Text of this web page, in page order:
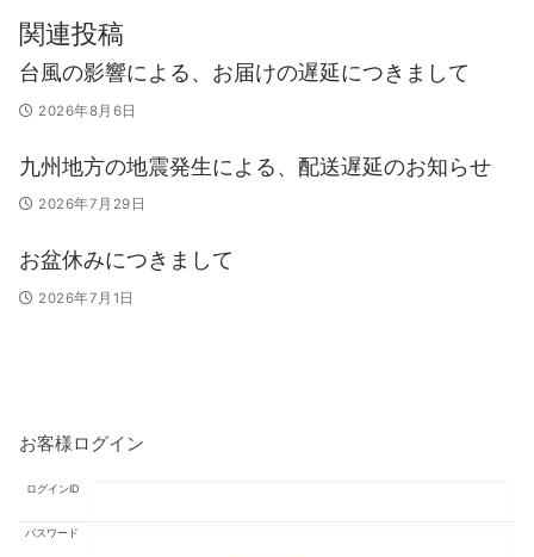
シ
ョ
ン
関連投稿
台風の影響による、お届けの遅延につきまして
2026年8月6日
九州地方の地震発生による、配送遅延のお知らせ
2026年7月29日
お盆休みにつきまして
2026年7月1日
お客様ログイン
ログインID
パスワード